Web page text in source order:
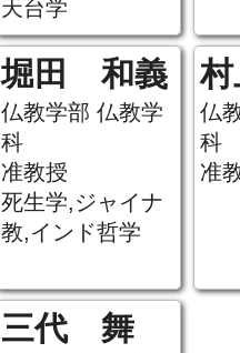
天台学
堀田 和義
仏教学部 仏教学
科
准教授
死生学,ジャイナ
教,インド哲学
仏
科
准
三代 舞